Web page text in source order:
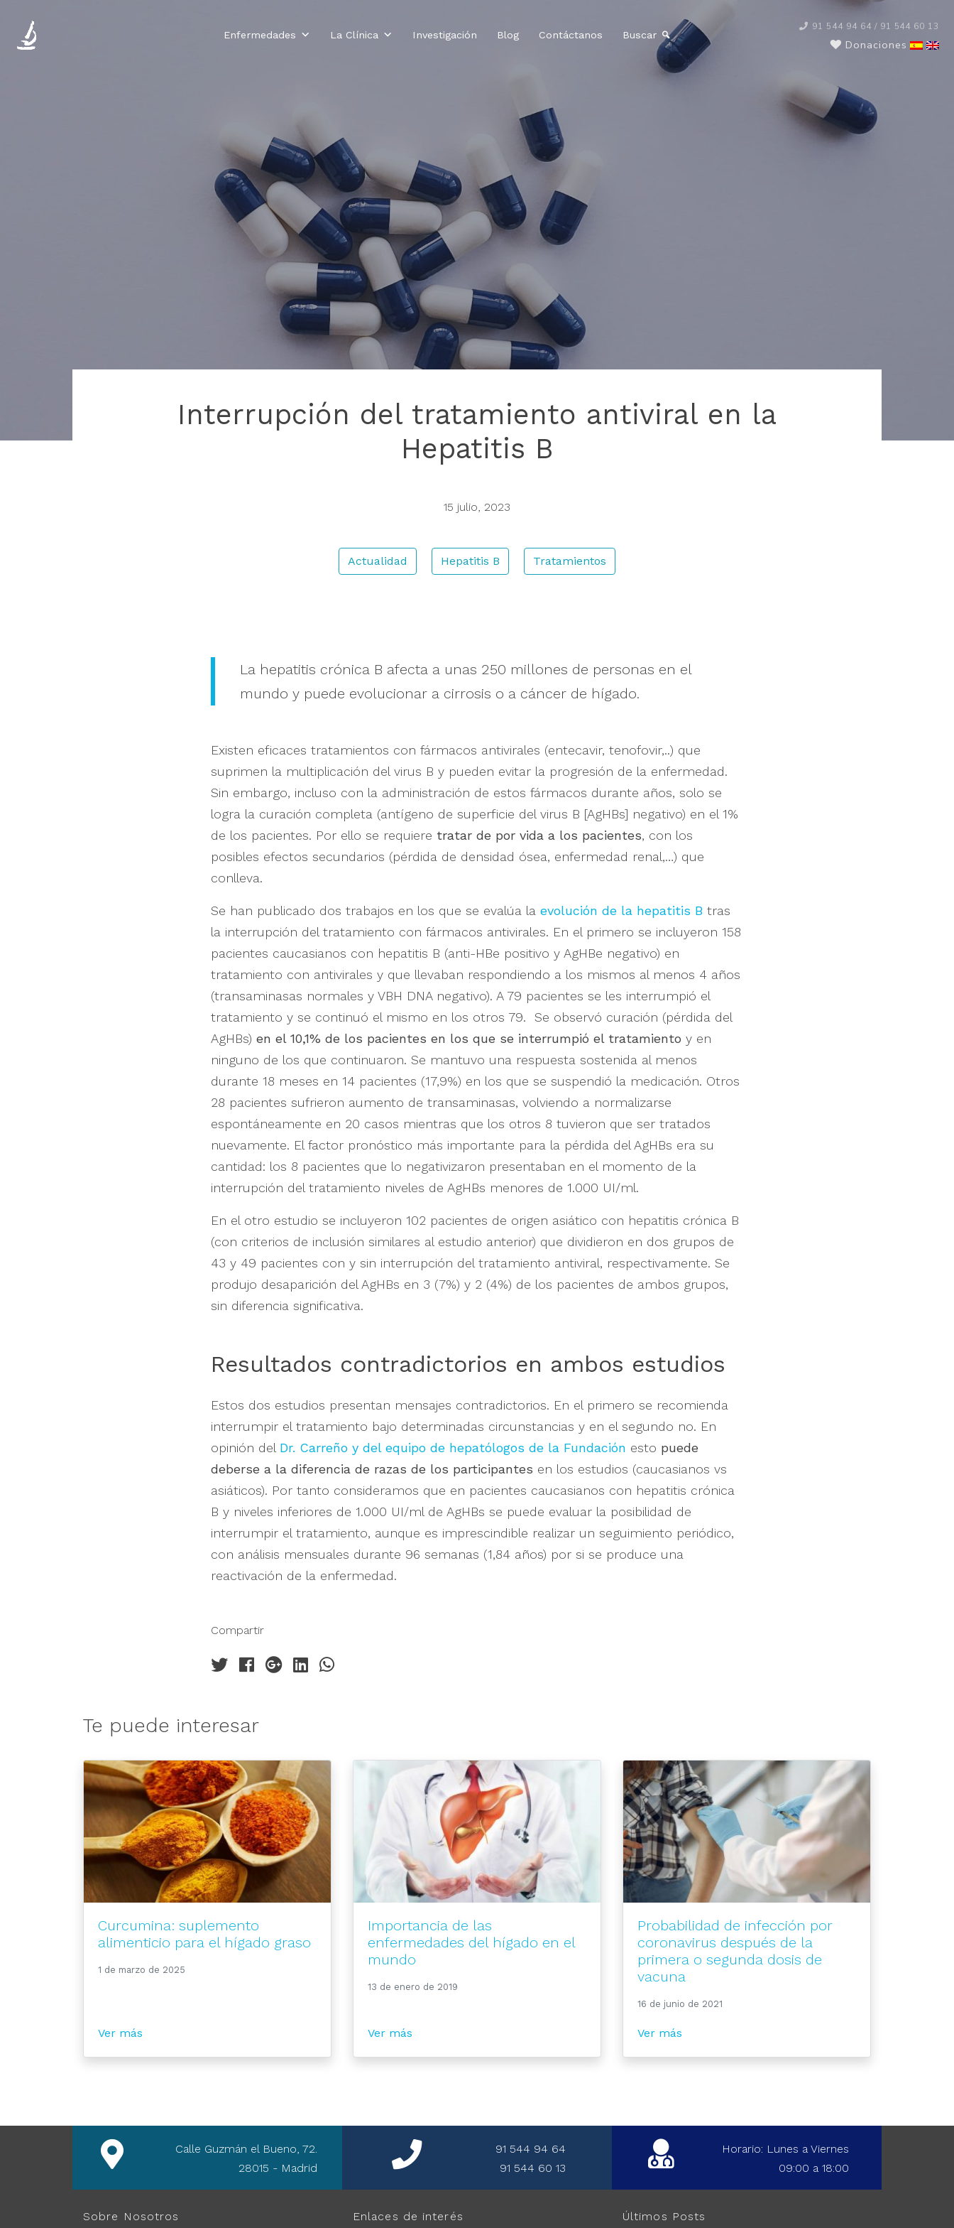
Enfermedades La Clínica Investigación Blog Contáctanos Buscar
91 544 94 64 / 91 544 60 13
Donaciones
Interrupción del tratamiento antiviral en la
Hepatitis B
15 julio, 2023
Actualidad Hepatitis B Tratamientos
La hepatitis crónica B afecta a unas 250 millones de personas en el
mundo y puede evolucionar a cirrosis o a cáncer de hígado.
Existen eficaces tratamientos con fármacos antivirales (entecavir, tenofovir,..) que
suprimen la multiplicación del virus B y pueden evitar la progresión de la enfermedad.
Sin embargo, incluso con la administración de estos fármacos durante años, solo se
logra la curación completa (antígeno de superficie del virus B [AgHBs] negativo) en el 1%
de los pacientes. Por ello se requiere tratar de por vida a los pacientes, con los
posibles efectos secundarios (pérdida de densidad ósea, enfermedad renal,…) que
conlleva.
Se han publicado dos trabajos en los que se evalúa la evolución de la hepatitis B tras
la interrupción del tratamiento con fármacos antivirales. En el primero se incluyeron 158
pacientes caucasianos con hepatitis B (anti-HBe positivo y AgHBe negativo) en
tratamiento con antivirales y que llevaban respondiendo a los mismos al menos 4 años
(transaminasas normales y VBH DNA negativo). A 79 pacientes se les interrumpió el
tratamiento y se continuó el mismo en los otros 79. Se observó curación (pérdida del
AgHBs) en el 10,1% de los pacientes en los que se interrumpió el tratamiento y en
ninguno de los que continuaron. Se mantuvo una respuesta sostenida al menos
durante 18 meses en 14 pacientes (17,9%) en los que se suspendió la medicación. Otros
28 pacientes sufrieron aumento de transaminasas, volviendo a normalizarse
espontáneamente en 20 casos mientras que los otros 8 tuvieron que ser tratados
nuevamente. El factor pronóstico más importante para la pérdida del AgHBs era su
cantidad: los 8 pacientes que lo negativizaron presentaban en el momento de la
interrupción del tratamiento niveles de AgHBs menores de 1.000 UI/ml.
En el otro estudio se incluyeron 102 pacientes de origen asiático con hepatitis crónica B
(con criterios de inclusión similares al estudio anterior) que dividieron en dos grupos de
43 y 49 pacientes con y sin interrupción del tratamiento antiviral, respectivamente. Se
produjo desaparición del AgHBs en 3 (7%) y 2 (4%) de los pacientes de ambos grupos,
sin diferencia significativa.
Resultados contradictorios en ambos estudios
Estos dos estudios presentan mensajes contradictorios. En el primero se recomienda
interrumpir el tratamiento bajo determinadas circunstancias y en el segundo no. En
opinión del Dr. Carreño y del equipo de hepatólogos de la Fundación esto puede
deberse a la diferencia de razas de los participantes en los estudios (caucasianos vs
asiáticos). Por tanto consideramos que en pacientes caucasianos con hepatitis crónica
B y niveles inferiores de 1.000 UI/ml de AgHBs se puede evaluar la posibilidad de
interrumpir el tratamiento, aunque es imprescindible realizar un seguimiento periódico,
con análisis mensuales durante 96 semanas (1,84 años) por si se produce una
reactivación de la enfermedad.
Compartir
Te puede interesar
Curcumina: suplemento
alimenticio para el hígado graso
1 de marzo de 2025
Ver más
Importancia de las
enfermedades del hígado en el
mundo
13 de enero de 2019
Ver más
Probabilidad de infección por
coronavirus después de la
primera o segunda dosis de
vacuna
16 de junio de 2021
Ver más
Calle Guzmán el Bueno, 72.
28015 - Madrid
91 544 94 64
91 544 60 13
Horario: Lunes a Viernes
09:00 a 18:00
Sobre Nosotros Enlaces de interés Últimos Posts